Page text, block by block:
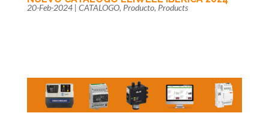
20-Feb-2024| CATALOGO, Producto, Products